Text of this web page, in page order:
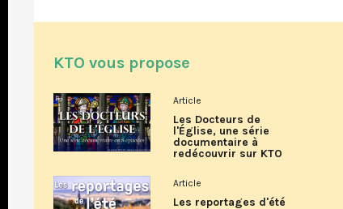
KTO vous propose
Article
Les Docteurs de
l'Église, une série
documentaire à
redécouvrir sur KTO
Article
Les reportages d'été